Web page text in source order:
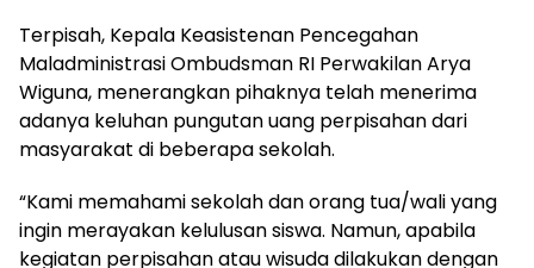
Terpisah, Kepala Keasistenan Pencegahan
Maladministrasi Ombudsman RI Perwakilan Arya
Wiguna, menerangkan pihaknya telah menerima
adanya keluhan pungutan uang perpisahan dari
masyarakat di beberapa sekolah.
“Kami memahami sekolah dan orang tua/wali yang
ingin merayakan kelulusan siswa. Namun, apabila
kegiatan perpisahan atau wisuda dilakukan dengan